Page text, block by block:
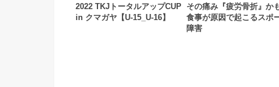
2022 TKJトータルアップCUP
in クマガヤ【U-15_U-16】
その痛み『疲労骨折』か
食事が原因で起こるスポ
障害